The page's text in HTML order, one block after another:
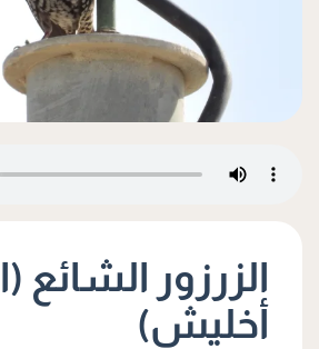
الزرزور الشائع
أخليش)